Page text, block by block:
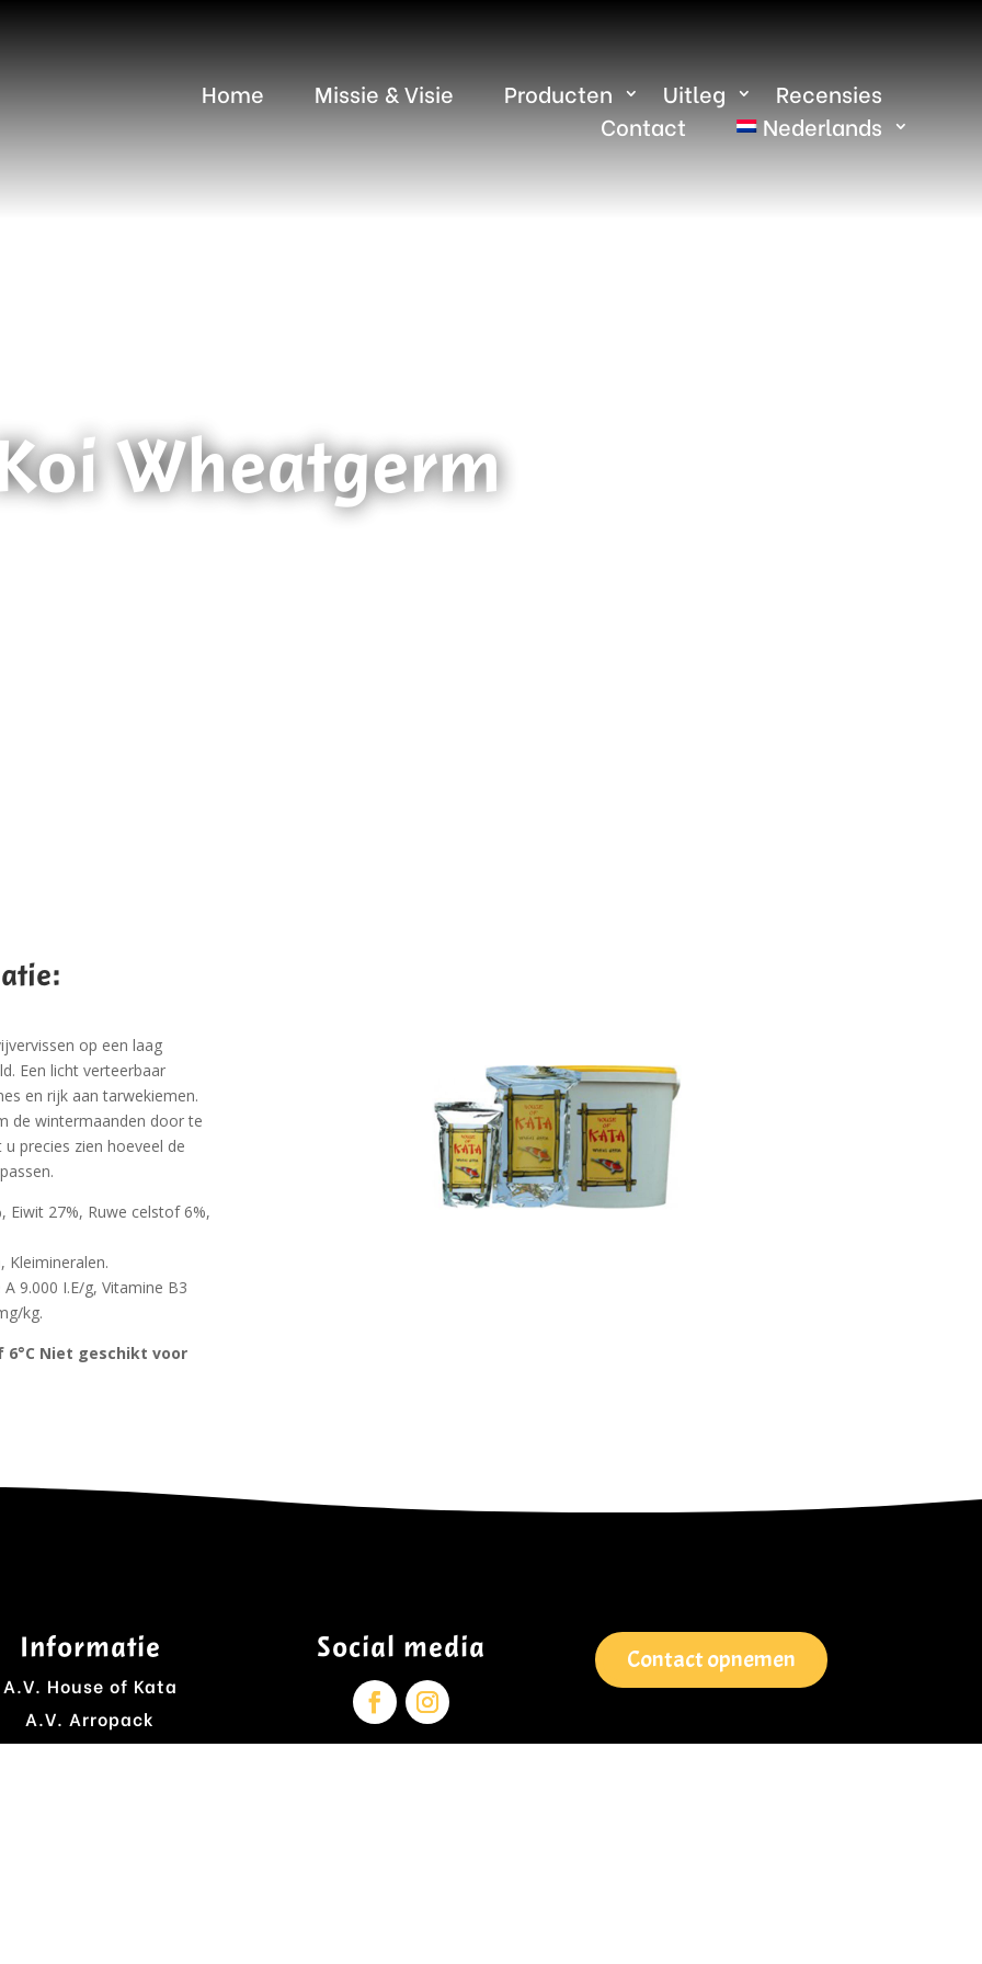
Home Missie & Visie Producten Uitleg
Recensies
Contact
Nederlands
Wheatgerm
op een laag
Een licht verteerbaar
en rijk aan tarwekiemen.
de wintermaanden door te
precies zien hoeveel de
Eiwit 27%, Ruwe celstof 6%,
Kleimineralen.
9.000 I.E/g, Vitamine B3
kg.
6°C Niet geschikt voor
Informatie
A.V. House of Kata
A.V. Arropack
voorwaarden
Social media Contact opnemen